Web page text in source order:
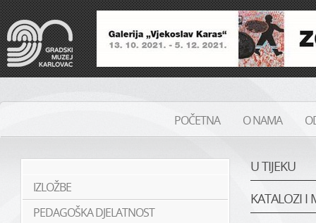
POČETNA O NAMA
IZLOŽBE
PEDAGOŠKA DJELATNOST
U TIJEKU
KATALOZI I